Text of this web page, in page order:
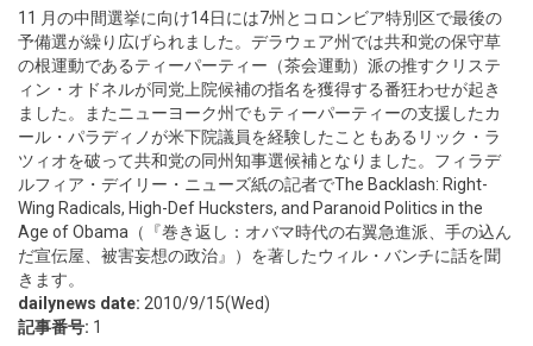
11 月の中間選挙に向け14日には7州とコロンビア特別区で最後の
予備選が繰り広げられました。デラウェア州では共和党の保守草
の根運動であるティーパーティー（茶会運動）派の推すクリステ
ィン・オドネルが同党上院候補の指名を獲得する番狂わせが起き
ました。またニューヨーク州でもティーパーティーの支援したカ
ール・パラディノが米下院議員を経験したこともあるリック・ラ
ツィオを破って共和党の同州知事選候補となりました。フィラデ
ルフィア・デイリー・ニューズ紙の記者でThe Backlash: Right-
Wing Radicals, High-Def Hucksters, and Paranoid Politics in the
Age of Obama（『巻き返し：オバマ時代の右翼急進派、手の込ん
だ宣伝屋、被害妄想の政治』）を著したウィル・バンチに話を聞
きます。
dailynews date: 2010/9/15(Wed)
記事番号: 1